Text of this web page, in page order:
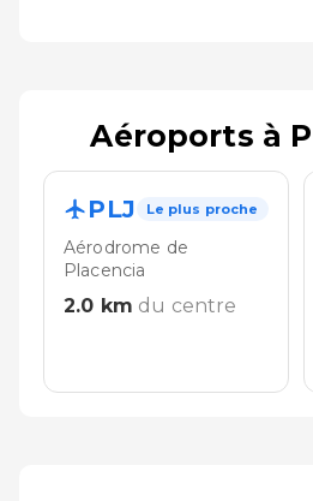
Aéroports à
PLJ Le plus proche
Aérodrome de
Placencia
2.0 km du centre